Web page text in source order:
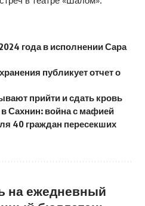
года в исполнении Сара
публикует отчет о
прийти и сдать кровь
Сахнин: война с мафией
40 граждан пересекших
на ежедневный